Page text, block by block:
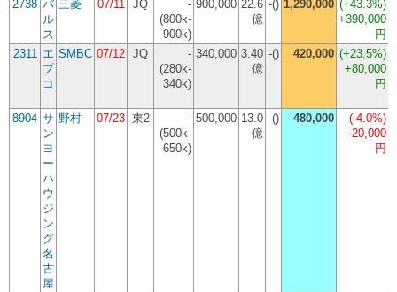
2738 バ
ル
ス
三菱 07/11 JQ
-
(800k-
900k)
900,000 22.6
億
-() 1,290,000 (+43.3%)
+390,000
円
2311 エ
プ
コ
SMBC 07/12 JQ
-
(280k-
340k)
340,000 3.40
億
-() 420,000 (+23.5%)
+80,000
円
8904 サ
ン
ヨ
ー
ハ
ウ
ジ
ン
グ
名
古
屋
野村 07/23 東2
-
(500k-
650k)
500,000 13.0
億
-() 480,000 (-4.0%)
-20,000
円